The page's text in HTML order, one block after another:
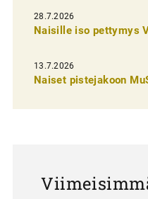
n
s
e
l
28.7.2026
Naisille iso pettymys
13.7.2026
Naiset pistejakoon